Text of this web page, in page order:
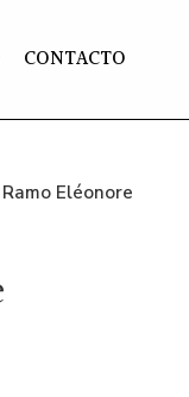
CONTACTO
Ramo Eléonore